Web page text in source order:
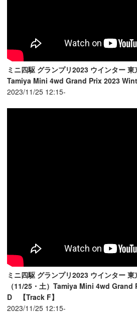
ミニ四駆 グランプリ2023 ウインター 東
Tamiya Mini 4wd Grand Prix 2023
2023/11/25 12:15-
ミニ四駆 グランプリ2023 ウインター
（11/25・土）Tamiya Mini 4wd
D 【Track F】
2023/11/25 12:15-